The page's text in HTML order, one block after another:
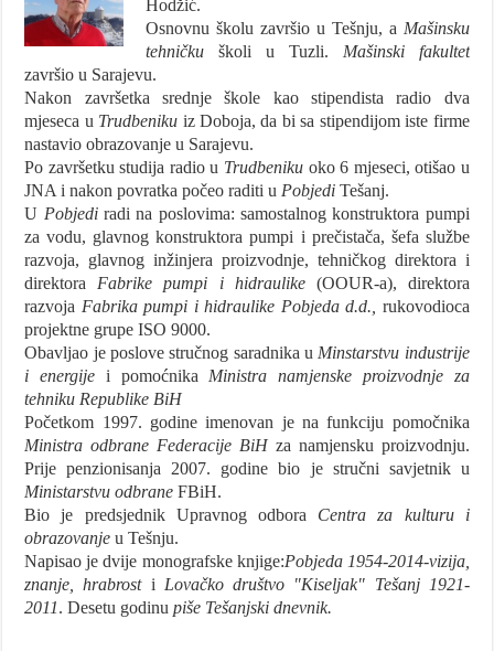
Hodžić.
Osnovnu školu završio u Tešnju, a Mašinsku
tehničku školi u Tuzli. Mašinski fakultet
završio u Sarajevu.
Nakon završetka srednje škole kao stipendista radio dva
mjeseca u Trudbeniku iz Doboja, da bi sa stipendijom iste firme
nastavio obrazovanje u Sarajevu.
Po završetku studija radio u Trudbeniku oko 6 mjeseci, otišao u
JNA i nakon povratka počeo raditi u Pobjedi Tešanj.
U Pobjediradi na poslovima: samostalnog konstruktora pumpi
za vodu, glavnog konstruktora pumpi i prečistača, šefa službe
razvoja, glavnog inžinjera proizvodnje, tehničkog direktora i
direktora Fabrike pumpi i hidraulike(OOUR-a), direktora
razvoja Fabrika pumpi i hidraulike Pobjeda d.d.,
rukovodioca
projektne grupe ISO 9000.
Obavljao je poslove stručnog saradnika u Minstarstvu industrije
i energije i pomoćnika Ministra namjenske proizvodnje za
tehniku Republike BiH
Početkom 1997. godine imenovan je na funkciju pomočnika
Ministra odbrane Federacije BiH za namjensku proizvodnju.
Prije penzionisanja 2007. godine bio je stručni savjetnik u
Ministarstvu odbrane FBiH.
Bio je predsjednik Upravnog odbora Centra za kulturu i
obrazovanje u Tešnju.
Napisao je dvije monografske knjige:Pobjeda 1954-2014-vizija,
znanje, hrabrosti Lovačko društvo "Kiseljak" Tešanj 1921-
2011. Desetu godinu piše Tešanjski dnevnik.